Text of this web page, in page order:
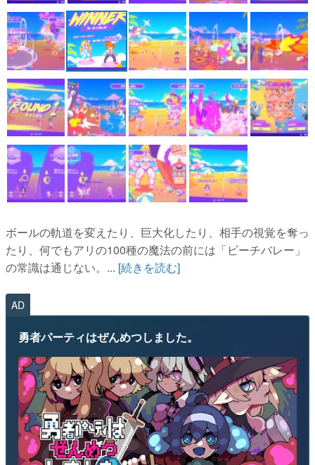
運営：株式会社マレ
ボールの軌道を変えたり、巨大化したり、相手の視覚を奪っ
たり、何でもアリの100種の魔法の前には「ビーチバレー」
の常識は通じない。... [続きを読む]
AD
勇者パーティはぜんめつしました。